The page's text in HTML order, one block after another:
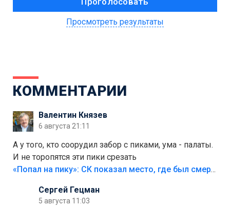
Просмотреть результаты
КОММЕНТАРИИ
Валентин Князев
6 августа 21:11
А у того, кто соорудил забор с пиками, ума - палаты.
И не торопятся эти пики срезать
«Попал на пику»: СК показал место, где был смертельно травмирован ребенок в Тольятти
Сергей Гецман
5 августа 11:03